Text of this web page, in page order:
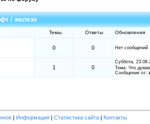
/ железо
Темы Ответы Обновления
0 0 Нет сообщений
1 0
Суббота,
Тема: Что
Сообщение от:
| Информация| Статистика сайта| Контакты